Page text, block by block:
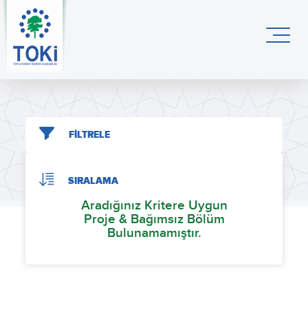
FİLTRELE
SIRALAMA
Aradığınız Kritere Uygun
Proje & Bağımsız Bölüm
Bulunamamıştır.